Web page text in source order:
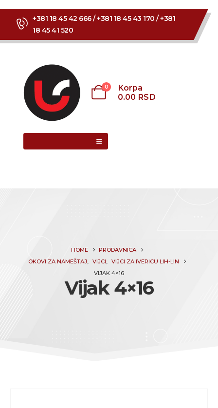
+381 18 45 42 666 / +381 18 45 43 170 / +381
18 45 41 520
0
Korpa
0.00 RSD
HOME
PRODAVNICA
OKOVI ZA NAMEŠTAJ, VIJCI, VIJCI ZA IVERICU LIH-LIN
VIJAK 4×16
Vijak 4×16